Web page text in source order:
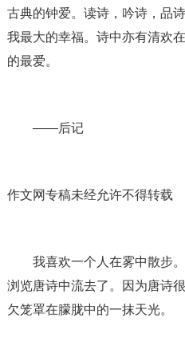
古典的钟爱。读诗，吟诗，品
我最大的幸福。诗中亦有清欢
的最爱。
——后记
作文网专稿未经允许不得转载
我喜欢一个人在雾中散步。
浏览唐诗中流去了。因为唐诗
欠笼罩在朦胧中的一抹天光。